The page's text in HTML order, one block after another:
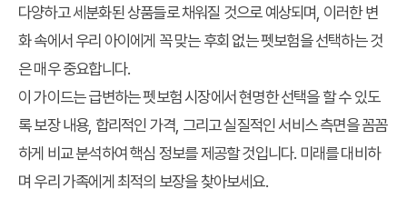
다양하고 세분화된 상품들로 채워질 것으로 예상되며, 이러한 변
화 속에서 우리 아이에게 꼭 맞는 후회 없는 펫보험을 선택하는 것
은 매우 중요합니다.
이 가이드는 급변하는 펫보험 시장에서 현명한 선택을 할 수 있도
록 보장 내용, 합리적인 가격, 그리고 실질적인 서비스 측면을 꼼꼼
하게 비교 분석하여 핵심 정보를 제공할 것입니다. 미래를 대비하
며 우리 가족에게 최적의 보장을 찾아보세요.